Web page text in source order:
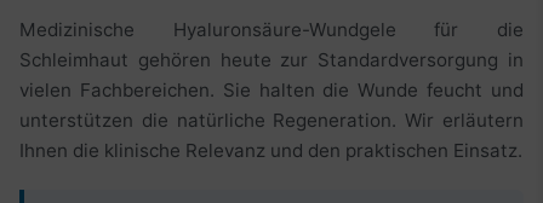
Medizinische Hyaluronsäure-Wundgele für die
Schleimhaut gehören heute zur Standardversorgung in
vielen Fachbereichen. Sie halten die Wunde feucht und
unterstützen die natürliche Regeneration. Wir erläutern
Ihnen die klinische Relevanz und den praktischen Einsatz.